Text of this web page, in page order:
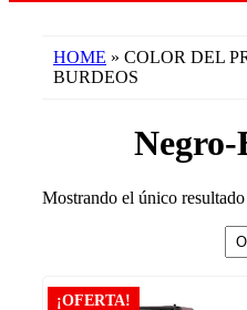
HOME » COLOR DEL
BURDEOS
Negro-
Mostrando el único resultado
¡OFERTA!